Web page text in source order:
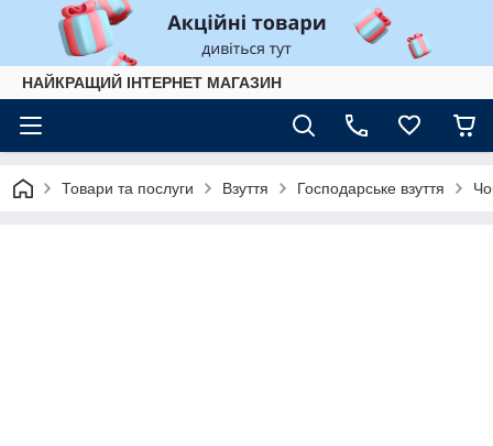
НАЙКРАЩИЙ ІНТЕРНЕТ МАГАЗИН
Товари та послуги Взуття Господарське взуття